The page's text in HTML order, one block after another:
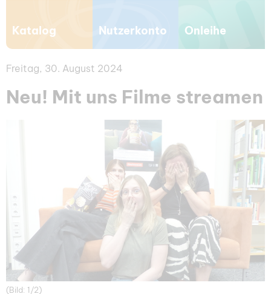
Katalog Nutzerkonto Onleihe
Freitag, 30. August 2024
Neu! Mit uns Filme streamen
(Bild: 1/2)